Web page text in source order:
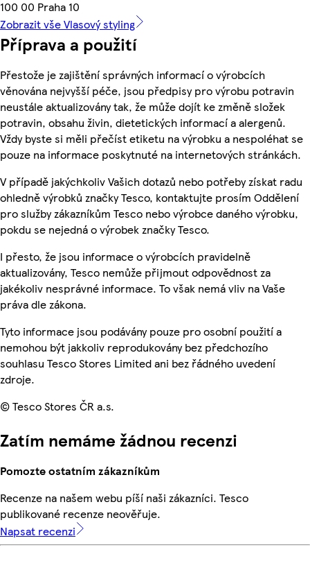
100 00 Praha 10
Zobrazit vše Vlasový styling
Příprava a použití
Přestože je zajištění správných informací o výrobcích
věnována nejvyšší péče, jsou předpisy pro výrobu potravin
neustále aktualizovány tak, že může dojít ke změně složek
potravin, obsahu živin, dietetických informací a alergenů.
Vždy byste si měli přečíst etiketu na výrobku a nespoléhat se
pouze na informace poskytnuté na internetových stránkách.
V případě jakýchkoliv Vašich dotazů nebo potřeby získat radu
ohledně výrobků značky Tesco, kontaktujte prosím Oddělení
pro služby zákazníkům Tesco nebo výrobce daného výrobku,
pokdu se nejedná o výrobek značky Tesco.
I přesto, že jsou informace o výrobcích pravidelně
aktualizovány, Tesco nemůže přijmout odpovědnost za
jakékoliv nesprávné informace. To však nemá vliv na Vaše
práva dle zákona.
Tyto informace jsou podávány pouze pro osobní použití a
nemohou být jakkoliv reprodukovány bez předchozího
souhlasu Tesco Stores Limited ani bez řádného uvedení
zdroje.
© Tesco Stores ČR a.s.
Zatím nemáme žádnou recenzi
Pomozte ostatním zákazníkům
Recenze na našem webu píší naši zákazníci. Tesco
publikované recenze neověřuje.
Napsat recenzi